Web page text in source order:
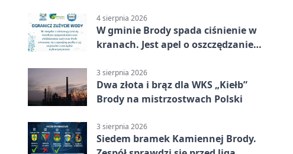
4 sierpnia 2026
W gminie Brody spada ciśnienie w
kranach. Jest apel o oszczędzanie
3 sierpnia 2026
Dwa złota i brąz dla WKS „Kiełb”
Brody na mistrzostwach Polski
3 sierpnia 2026
Siedem bramek Kamiennej Brody.